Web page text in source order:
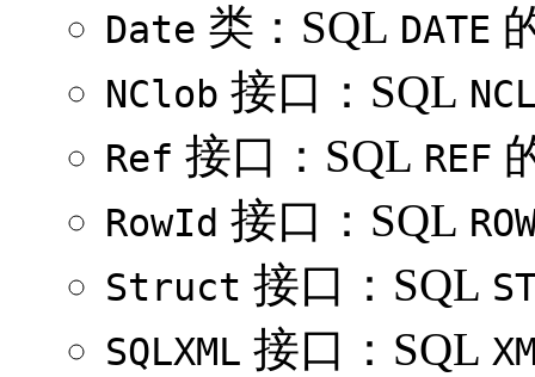
Date 类：SQL DATE
NClob 接口：SQL
Ref 接口：SQL REF
RowId 接口：SQL
Struct 接口：SQL
SQLXML 接口：SQL